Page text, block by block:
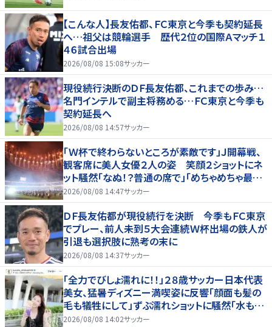
【こんな人】長友佑都、ＦＣ東京と今季も契約延長
へ…祖父は競輪選手 歴代２位の国際Ａマッチ１
４６試合出場
2026/08/08 15:08サッカー
現役続行決断のＤＦ長友佑都、これまでの歩み…
名門インテルで副主将務める…ＦＣ東京と今季も
契約延長へ
2026/08/08 14:57サッカー
「Ｗ杯で終わらないところが素敵です」Ｊ開幕戦、
観客席に美人女優２人の姿 笑顔２ショットにネ
ット騒然「なぬ！？普通の席で」「めちゃめちゃ最上
級に可愛すぎ」
2026/08/08 14:47サッカー
ＤＦ長友佑都が現役続行を決断 今季もＦＣ東京
でプレー、前人未到５大会連続Ｗ杯出場の鉄人が
引退も選択肢に熟考の末に
2026/08/08 14:37サッカー
「全力でびしょ濡れに！！」２８歳サッカー日本代表
美女、猛暑ディズニー満喫姿に反響「顔面も髪の
毛も犠牲にして」ずぶ濡れショットに騒然「水も滴
る」「女優さんかと」
2026/08/08 14:02サッカー